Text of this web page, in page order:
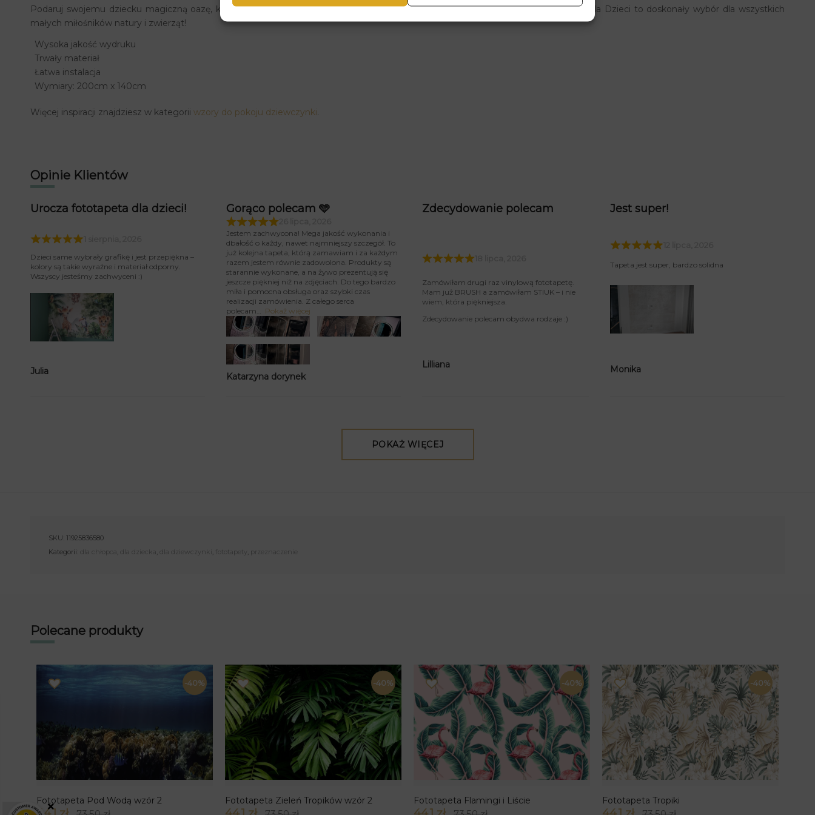
Podaruj swojemu dziecku magiczną oazę, którą pokocha od pierwszego wejrzenia. Fototapeta Egzotyczne Zwierzęta We Mgle dla Dzieci to doskonały wybór dla wszystkich
małych miłośników natury i zwierząt!
Wysoka jakość wydruku
Trwały materiał
Łatwa instalacja
Wymiary: 200cm x 140cm
Więcej inspiracji znajdziesz w kategorii wzory do pokoju dziewczynki.
Opinie Klientów
Urocza fototapeta dla dzieci!
Dzieci same wybrały grafikę i jest przepiękna –
kolory są takie wyraźne i materiał odporny.
Wszyscy jesteśmy zachwyceni :)
Julia
Gorąco polecam 🩵
Jestem zachwycona! Mega jakość wykonania i
dbałość o każdy, nawet najmniejszy szczegół. To
już kolejna tapeta, którą zamawiam i za każdym
razem jestem równie zadowolona. Produkty są
starannie wykonane, a na żywo prezentują się
jeszcze piękniej niż na zdjęciach. Do tego bardzo
miła i pomocna obsługa oraz szybki czas
realizacji zamówienia. Z całego serca
polecam
Pokaż więcej
Katarzyna dorynek
Zdecydowanie polecam
Zamówiłam drugi raz vinylową fototapetę.
Mam już BRUSH a zamówiłam STIUK – i nie
wiem, która piękniejsza.
Zdecydowanie polecam obydwa rodzaje :)
Lilliana
Jest super!
Tapeta jest super, bardzo solidna
Monika
POKAŻ WIĘCEJ
SKU: 11925836580
Kategorii:
dla chłopca, dla dziecka, dla dziewczynki , fototapety , przeznaczenie
Polecane produkty
-40%
Fototapeta Pod Wodą wzór 2
-40%
Fototapeta Zieleń Tropików wzór 2
-40%
Fototapeta Flamingi i Liście
-40%
Fototapeta Tropiki
×